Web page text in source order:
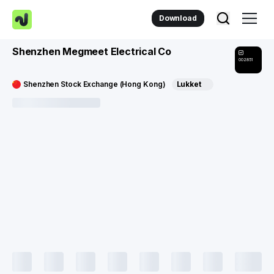
Download
Shenzhen Megmeet Electrical Co
002851
Shenzhen Stock Exchange (Hong Kong) Lukket